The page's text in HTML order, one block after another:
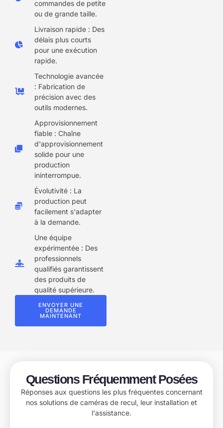
commandes de petite
ou de grande taille.
Livraison rapide : Des
délais plus courts
pour une exécution
rapide.
Technologie avancée
: Fabrication de
précision avec des
outils modernes.
Approvisionnement
fiable : Chaîne
d'approvisionnement
solide pour une
production
ininterrompue.
Évolutivité : La
production peut
facilement s'adapter
à la demande.
Une équipe
expérimentée : Des
professionnels
qualifiés garantissent
des produits de
qualité supérieure.
ENVOYER UNE
DEMANDE
MAINTENANT
Questions Fréquemment Posées
Réponses aux questions les plus fréquentes concernant
nos solutions de caméras de recul, leur installation et
l'assistance.